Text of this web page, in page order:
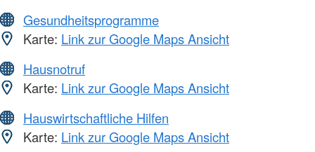
Gesundheitsprogramme
Karte: Link zur Google Maps Ansicht
Hausnotruf
Karte: Link zur Google Maps Ansicht
Hauswirtschaftliche Hilfen
Karte: Link zur Google Maps Ansicht